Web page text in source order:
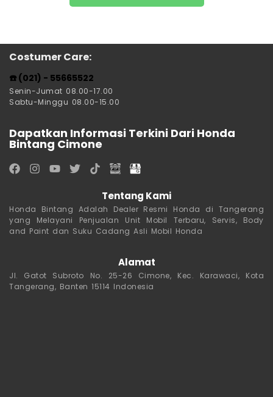
Costumer Care:
☎️ (021) - 55665522
Senin-Jumat 08.00-17.00
Sabtu-Minggu 08.00-15.00
Dapatkan Informasi Terkini Dari Honda
Bintang Cimone
Tentang Kami
Honda Bintang Adalah Dealer Resmi Honda di Tangerang
yang Melayani Penjualan Unit Mobil Terbaru, Servis, Body
and Paint dan Suku Cadang Asli Mobil Honda
Alamat
Jl. Gatot Subroto No. 25-26 Cimone, Kec. Karawaci, Kota
Tangerang, Banten 15114 Indonesia